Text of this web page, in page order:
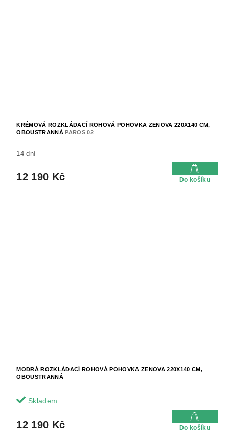
KRÉMOVÁ ROZKLÁDACÍ ROHOVÁ POHOVKA ZENOVA 220X140 CM,
OBOUSTRANNÁPAROS 02
14 dní
12 190 Kč Do košíku
MODRÁ ROZKLÁDACÍ ROHOVÁ POHOVKA ZENOVA 220X140 CM,
OBOUSTRANNÁ
Skladem
12 190 Kč Do košíku